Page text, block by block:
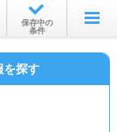
保存中の
条件
を探す